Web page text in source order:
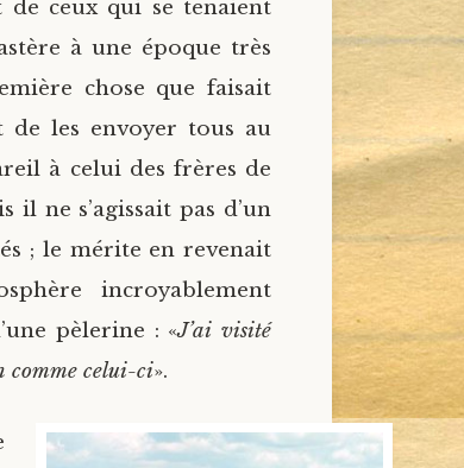
de ceux qui se tenaient
à une époque très
chose que faisait
de les envoyer tous au
à celui des frères de
ne s’agissait pas d’un
; le mérite en revenait
incroyablement
pèlerine : «J’ai visité
comme celui-ci».